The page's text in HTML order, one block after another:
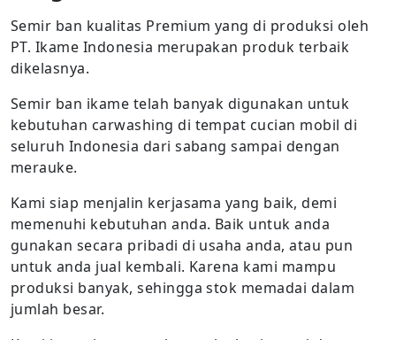
Semir ban kualitas Premium yang di produksi oleh
PT. Ikame Indonesia merupakan produk terbaik
dikelasnya.
Semir ban ikame telah banyak digunakan untuk
kebutuhan carwashing di tempat cucian mobil di
seluruh Indonesia dari sabang sampai dengan
merauke.
Kami siap menjalin kerjasama yang baik, demi
memenuhi kebutuhan anda. Baik untuk anda
gunakan secara pribadi di usaha anda, atau pun
untuk anda jual kembali. Karena kami mampu
produksi banyak, sehingga stok memadai dalam
jumlah besar.